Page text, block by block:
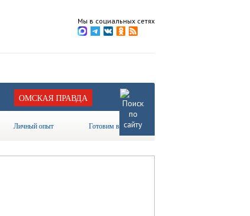
Мы в социальных сетях
ОМСКАЯ ПРАВДА
Личный опыт Готовим вместе